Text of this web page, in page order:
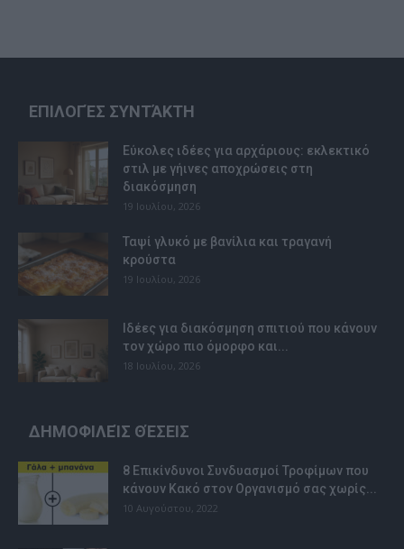
ΕΠΙΛΟΓΈΣ ΣΥΝΤΆΚΤΗ
Εύκολες ιδέες για αρχάριους: εκλεκτικό
στιλ με γήινες αποχρώσεις στη
διακόσμηση
19 Ιουλίου, 2026
Ταψί γλυκό με βανίλια και τραγανή
κρούστα
19 Ιουλίου, 2026
Ιδέες για διακόσμηση σπιτιού που κάνουν
τον χώρο πιο όμορφο και...
18 Ιουλίου, 2026
ΔΗΜΟΦΙΛΕΊΣ ΘΈΣΕΙΣ
8 Επικίνδυνοι Συνδυασμοί Τροφίμων που
κάνουν Κακό στον Οργανισμό σας χωρίς...
10 Αυγούστου, 2022